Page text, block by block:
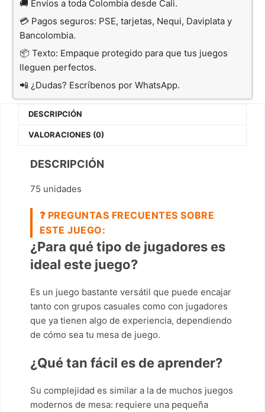
🚚 Envíos a toda Colombia desde Cali.
💳 Pagos seguros: PSE, tarjetas, Nequi, Daviplata y
Bancolombia.
📦 Texto: Empaque protegido para que tus juegos
lleguen perfectos.
📲 ¿Dudas? Escríbenos por WhatsApp.
DESCRIPCIÓN
VALORACIONES (0)
DESCRIPCIÓN
75 unidades
❓ PREGUNTAS FRECUENTES SOBRE
ESTE JUEGO:
¿Para qué tipo de jugadores es
ideal este juego?
Es un juego bastante versátil que puede encajar
tanto con grupos casuales como con jugadores
que ya tienen algo de experiencia, dependiendo
de cómo sea tu mesa de juego.
¿Qué tan fácil es de aprender?
Su complejidad es similar a la de muchos juegos
modernos de mesa: requiere una pequeña